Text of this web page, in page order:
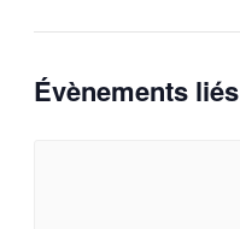
Évènements liés